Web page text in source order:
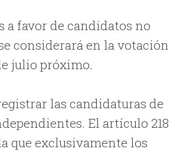
a favor de candidatos no
considerará en la votación
julio próximo.
las candidaturas de
El artículo 218
que exclusivamente los